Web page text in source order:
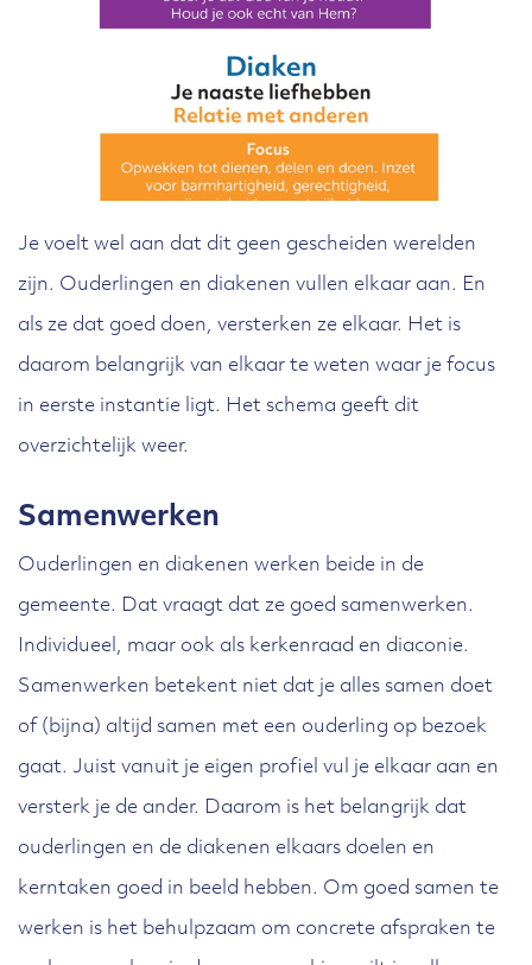
Je voelt wel aan dat dit geen gescheiden werelden
zijn. Ouderlingen en diakenen vullen elkaar aan. En
als ze dat goed doen, versterken ze elkaar. Het is
daarom belangrijk van elkaar te weten waar je focus
in eerste instantie ligt. Het schema geeft dit
overzichtelijk weer.
Samenwerken
Ouderlingen en diakenen werken beide in de
gemeente. Dat vraagt dat ze goed samenwerken.
Individueel, maar ook als kerkenraad en diaconie.
Samenwerken betekent niet dat je alles samen doet
of (bijna) altijd samen met een ouderling op bezoek
gaat. Juist vanuit je eigen profiel vul je elkaar aan en
versterk je de ander. Daarom is het belangrijk dat
ouderlingen en de diakenen elkaars doelen en
kerntaken goed in beeld hebben. Om goed samen te
werken is het behulpzaam om concrete afspraken te